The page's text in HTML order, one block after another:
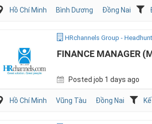
Hồ Chí Minh Bình Dương Đồng Nai
HRchannels Group -
FINANCE MANAGER
Posted job 1 days ago
Hồ Chí Minh Vũng Tàu Đồng Nai